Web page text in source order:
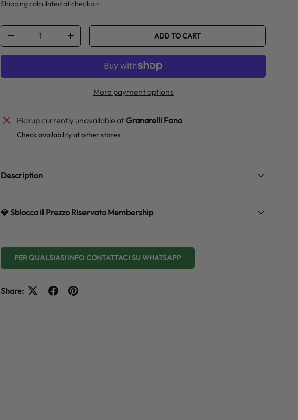
Shipping calculated at checkout.
Qty
DECREASE QUANTITYINCREASE QUANTITY ADD TO CART
More payment options
Pickup currently unavailable at Granarelli Fano
Check availability at other stores
Description
💎 Sblocca il Prezzo Riservato Membership
PER QUALSIASI INFO CONTATTACI SU WHATSAPP
Share: